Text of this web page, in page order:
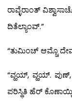
ರಾವ್ಳೆರಾಂತ್
ದಿತೆಲ್ಯಾಂವ್.”
“ತುಮಿಂಚ್ ಆಮ್ಚೊ
“ವ್ಹಯ್, ವ್ಹಯ್.
ಪರಿಸ್ಥಿತಿ ಹೆರ್